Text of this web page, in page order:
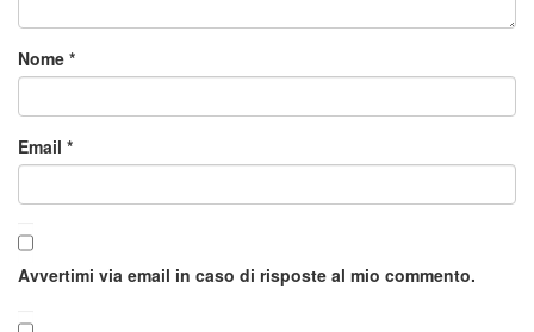
Nome *
Email *
Avvertimi via email in caso di risposte al mio commento.